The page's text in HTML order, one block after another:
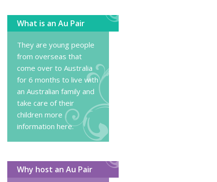
What is an Au Pair
They are young people
from overseas that
come over to Australia
for 6 months to live with
an Australian family and
take care of their
children more
information here.
Why host an Au Pair